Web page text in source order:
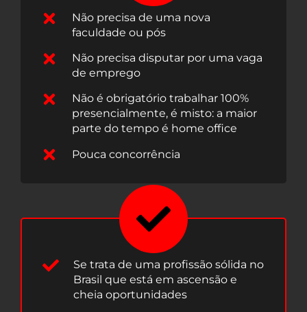
Não precisa de uma nova
faculdade ou pós
Não precisa disputar por uma vaga
de emprego
Não é obrigatório trabalhar 100%
presencialmente, é misto: a maior
parte do tempo é home office
Pouca concorrência
Se trata de uma profissão sólida no
Brasil que está em ascensão e
cheia oportunidades